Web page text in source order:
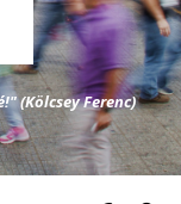
(Kölcsey Ferenc)